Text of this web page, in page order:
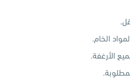
الخام.
الأرغفة.